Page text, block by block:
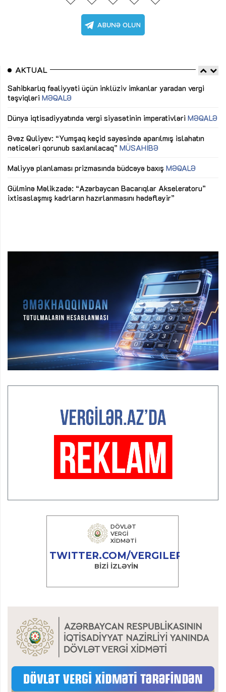
AKTUAL
Sahibkarlıq fəaliyyəti üçün inklüziv imkanlar yaradan vergi
təşviqləri MƏQALƏ
Dünya iqtisadiyyatında vergi siyasətinin imperativləri MƏQALƏ
Əvəz Quliyev: “Yumşaq keçid sayəsində aparılmış islahatın
nəticələri qorunub saxlanılacaq” MÜSAHİBƏ
Maliyyə planlaması prizmasında büdcəyə baxış MƏQALƏ
Gülminə Məlikzadə: “Azərbaycan Bacarıqlar Akseleratoru”
ixtisaslaşmış kadrların hazırlanmasını hədəfləyir”